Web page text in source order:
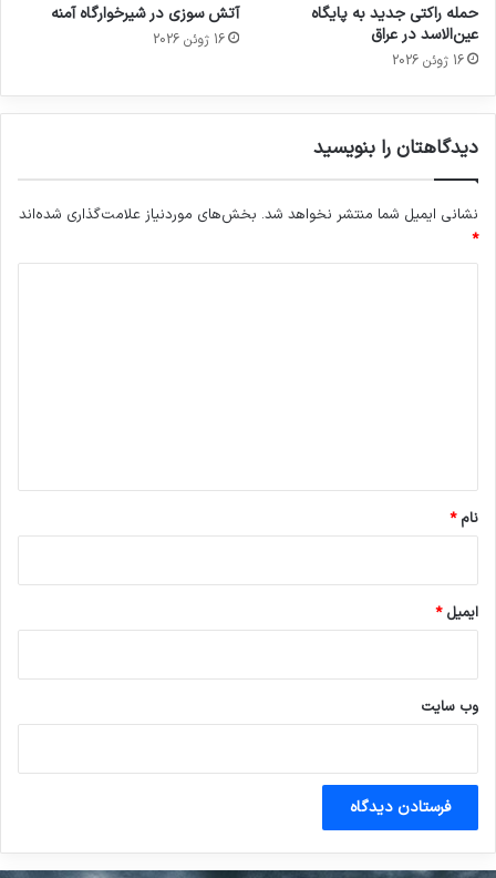
حمله راکتی جدید به پایگاه
عین‌الاسد در عراق
16 ژوئن 2026
آتش سوزی در شیرخوارگاه آمنه
16 ژوئن 2026
دیدگاهتان را بنویسید
نشانی ایمیل شما منتشر نخواهد شد. بخش‌های موردنیاز علامت‌گذاری شده‌اند
*
نام*
ایمیل*
وب‌ سایت